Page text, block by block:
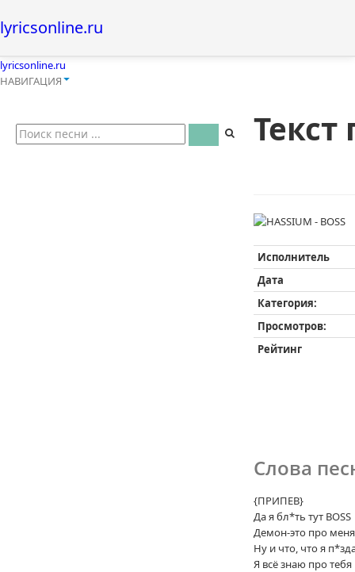
lyricsonline.ru
lyricsonline.ru
НАВИГАЦИЯ
Текст
Исполнитель
Дата
Категория:
Просмотров:
Рейтинг
Слова
{ПРИПЕВ}
Да я бл*ть тут BOSS
Демон-это про меня
Ну и что, что я
Я всё знаю про тебя